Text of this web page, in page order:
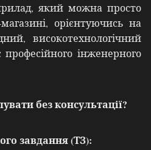
який можна просто
орієнтуючись на
високотехнологічний
інженерного
без консультації?
завдання (ТЗ):